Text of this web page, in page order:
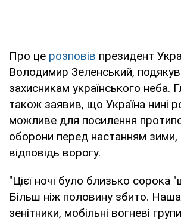
Про це розповів президент
Володимир Зеленський,
захисникам українського неба.
також заявив, що Україна нині
можливе для посилення
оборони перед настанням зими,
відповідь ворогу.
"Цієї ночі було близько сорока
Більш ніж половину збито. Наша
зенітники, мобільні вогневі